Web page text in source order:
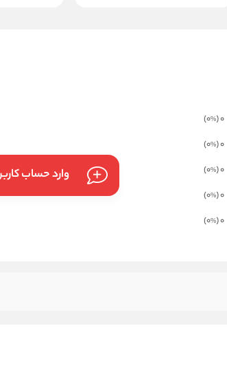
0
(0
%
)
0
(0
%
)
0
(0
%
)
0
(0
%
)
0
(0
%
)
وارد حساب